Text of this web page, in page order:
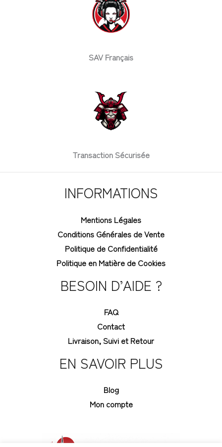
SAV Français
Transaction Sécurisée
INFORMATIONS
Mentions Légales
Conditions Générales de Vente
Politique de Confidentialité
Politique en Matière de Cookies
BESOIN D’AIDE ?
FAQ
Contact
Livraison, Suivi et Retour
EN SAVOIR PLUS
Blog
Mon compte